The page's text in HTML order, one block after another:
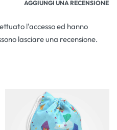
AGGIUNGI UNA RECENSIONE
l'accesso ed hanno
lasciare una recensione.